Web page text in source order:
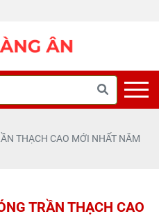
THẠCH CAO MỚI NHẤT NĂM
TRẦN THẠCH CAO